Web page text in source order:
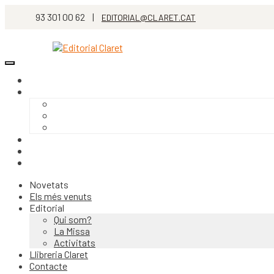
93 301 00 62 | EDITORIAL@CLARET.CAT
Novetats
Els més venuts
Editorial
Qui som?
La Missa
Activitats
Llibreria Claret
Contacte